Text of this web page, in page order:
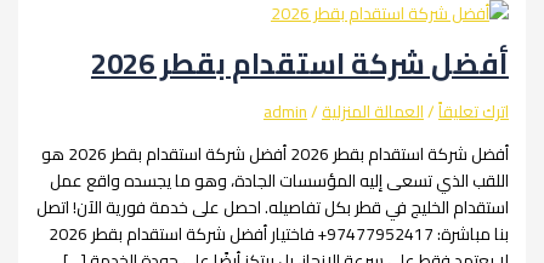
شركة استقدام بقطر 2026
/العمالة المنزلية/
admin
أفضل شركة استقدام بقطر 2026 أفضل شركة استقدام بقطر 2026 هو
تسعى إليه المؤسسات الجادة، وهو ما يجسده واقع عمل
الخليج في قطر بكل تفاصيله. احصل على خدمة فورية الآن! اتصل
بنا مباشرة: 97477952417+ فاختيار أفضل شركة استقدام بقطر 2026